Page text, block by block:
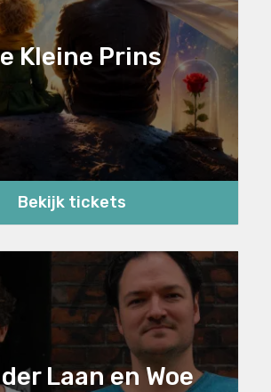
Kleine Prins
Bekijk tickets
Laan en Woe